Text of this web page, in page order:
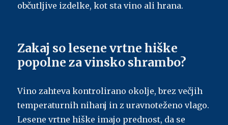
občutljive izdelke, kot sta vino ali hrana.
Zakaj so lesene vrtne hiške
popolne za vinsko shrambo?
Vino zahteva kontrolirano okolje, brez večjih
temperaturnih nihanj in z uravnoteženo vlago.
Lesene vrtne hiške imajo prednost, da se